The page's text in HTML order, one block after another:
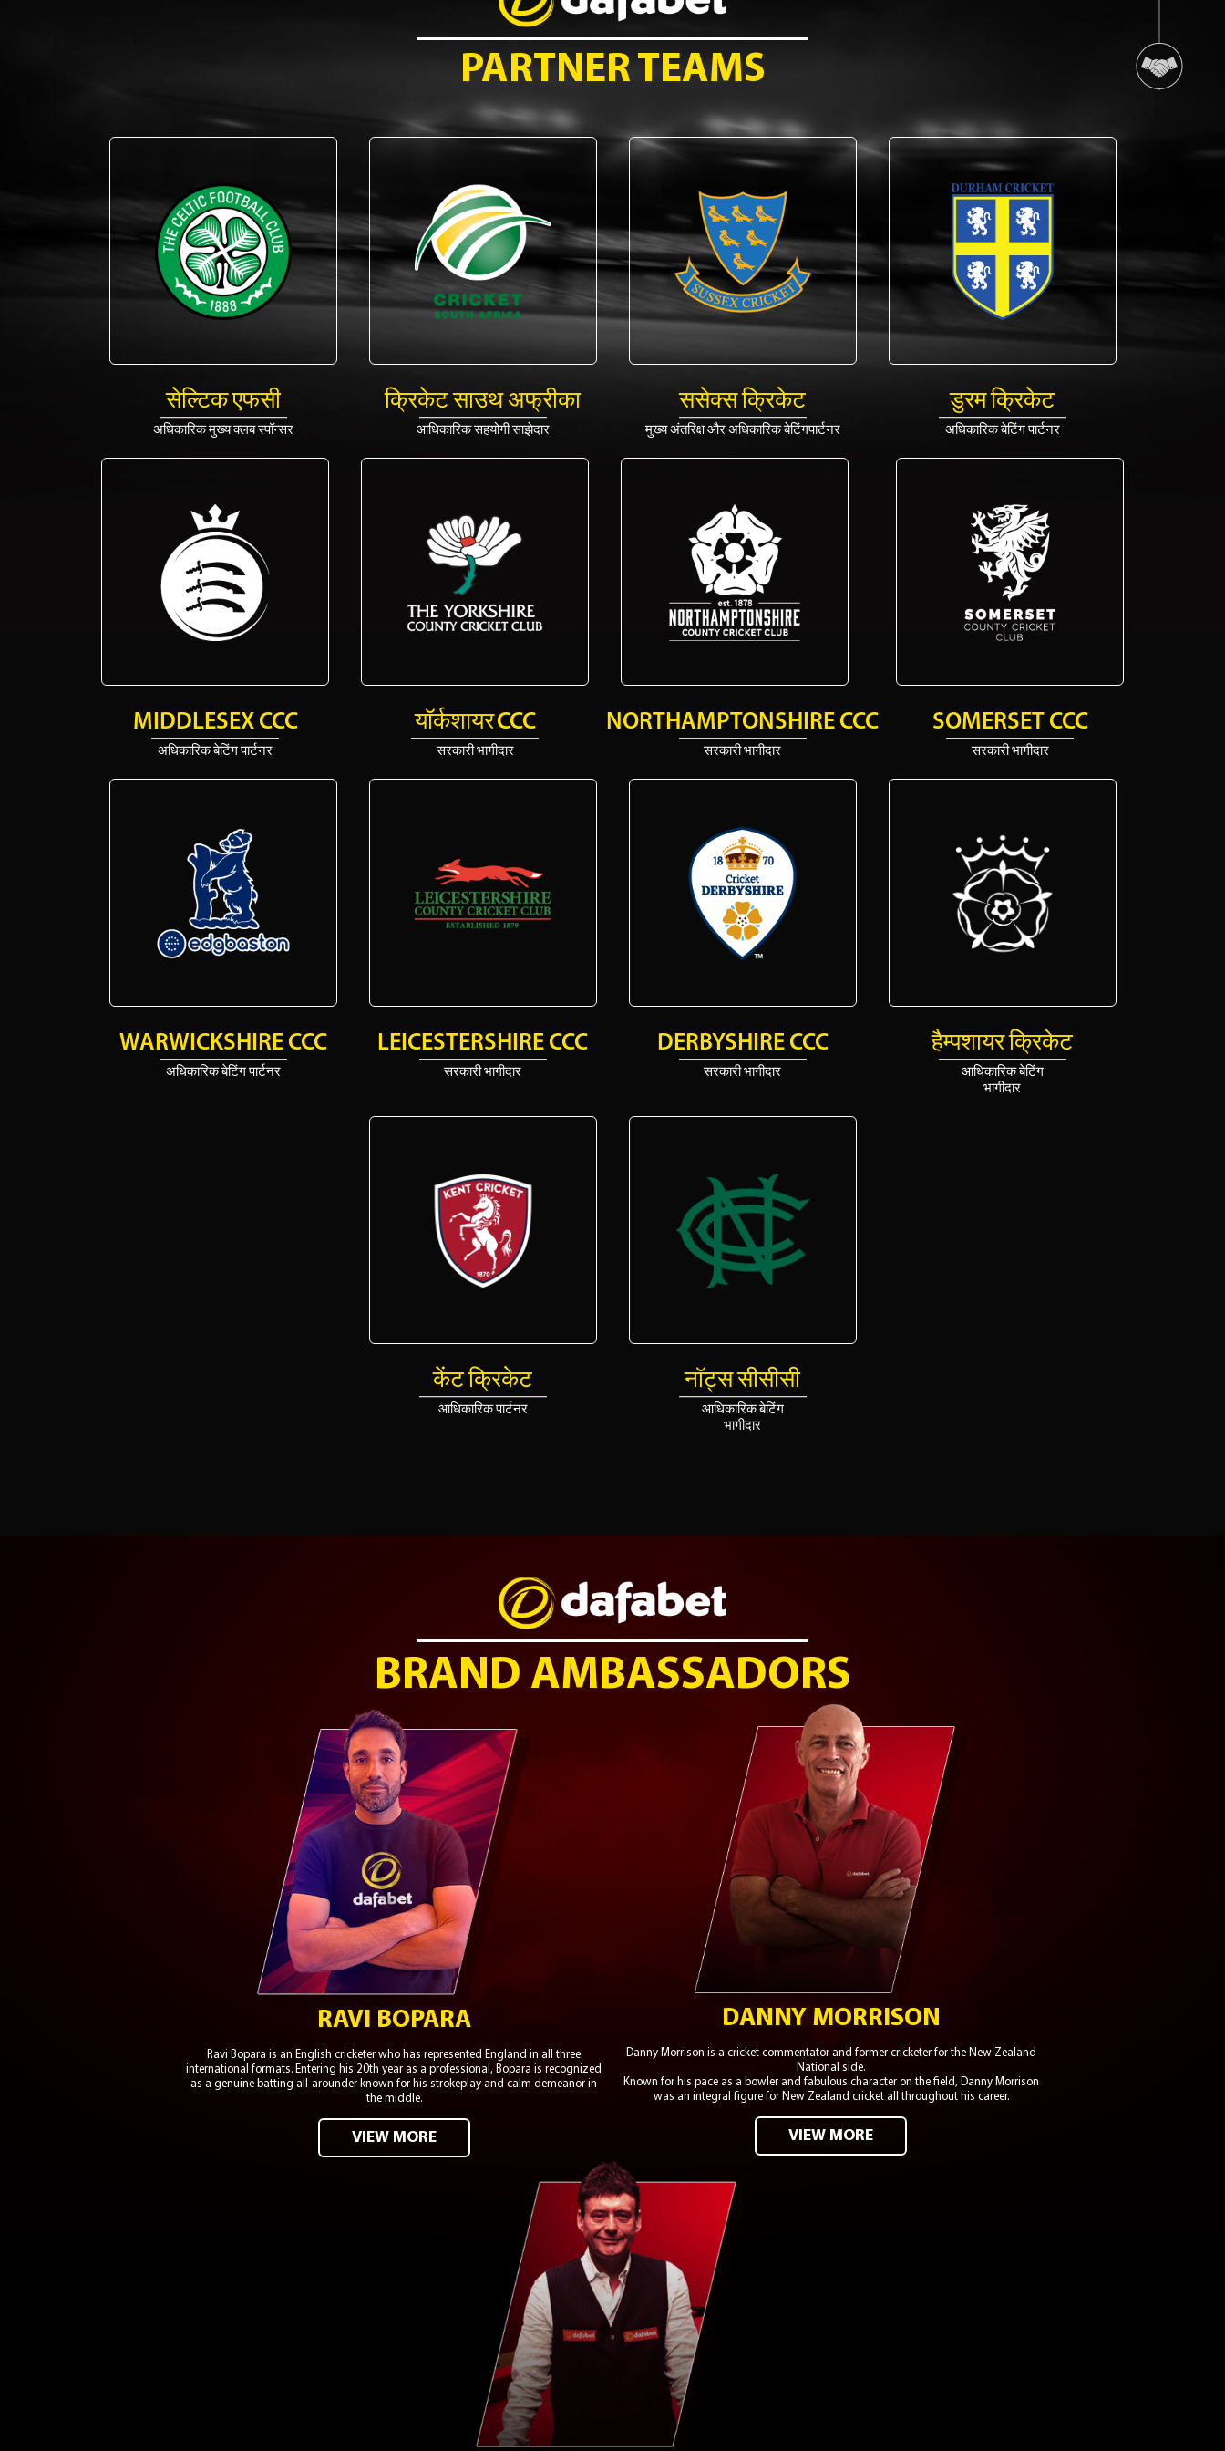
PARTNER TEAMS
सेल्टिक एफसी
अधिकारिक मुख्य क्लब स्पॉन्सर
क्रिकेट साउथ अफ्रीका
आधिकारिक सहयोगी साझेदार
ससेक्स क्रिकेट
मुख्य अंतरिक्ष और अधिकारिक बेटिंगपार्टनर
डुरम क्रिकेट
अधिकारिक बेटिंग पार्टनर
MIDDLESEX CCC
अधिकारिक बेटिंग पार्टनर
यॉर्कशायर CCC
सरकारी भागीदार
NORTHAMPTONSHIRE CCC
सरकारी भागीदार
SOMERSET CCC
सरकारी भागीदार
WARWICKSHIRE CCC
अधिकारिक बेटिंग पार्टनर
LEICESTERSHIRE CCC
सरकारी भागीदार
DERBYSHIRE CCC
सरकारी भागीदार
हैम्पशायर क्रिकेट
आधिकारिक बेटिंग
भागीदार
केंट क्रिकेट
आधिकारिक पार्टनर
नॉट्स सीसीसी
आधिकारिक बेटिंग
भागीदार
BRAND AMBASSADORS
RAVI BOPARA
Ravi Bopara is an English cricketer who has represented England in all three
international formats. Entering his 20th year as a professional, Bopara is recognized
as a genuine batting all-arounder known for his strokeplay and calm demeanor in
the middle.
VIEW MORE
DANNY MORRISON
Danny Morrison is a cricket commentator and former cricketer for the New Zealand
National side.
Known for his pace as a bowler and fabulous character on the field, Danny Morrison
was an integral figure for New Zealand cricket all throughout his career.
VIEW MORE